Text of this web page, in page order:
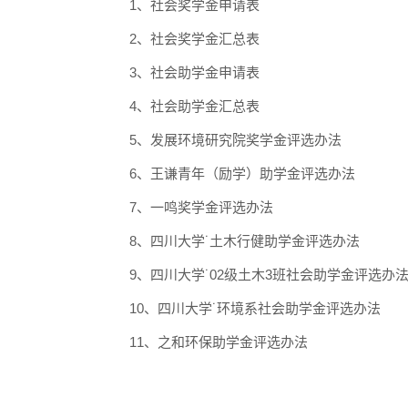
1、 社会奖学金申请表
2、 社会奖学金汇总表
3、 社会助学金申请表
4、 社会助学金汇总表
5、 发展环境研究院奖学金评选办法
6、 王谦青年（励学）助学金评选办法
7、 一鸣奖学金评选办法
8、四川大学˙土木行健助学金评选办法
9、四川大学˙02级土木3班社会助学金评选办法
10、 四川大学˙环境系社会助学金评选办法
11、 之和环保助学金评选办法